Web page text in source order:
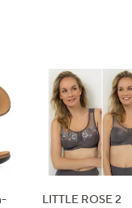
LITTLE ROSE 2